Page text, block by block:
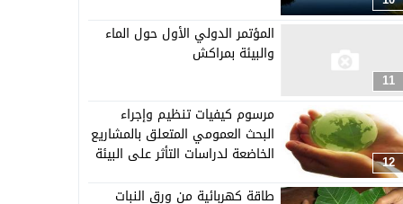
11
المؤتمر الدولي الأول حول الماء
والبيئة بمراكش
12
مرسوم كيفيات تنظيم وإجراء
البحث العمومي المتعلق بالمشاريع
الخاضعة لدراسات التأثر على البيئة
طاقة كهربائية من ورق النبات